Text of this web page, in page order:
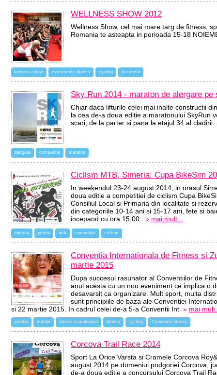
WELLNESS SHOW 2012
Wellness Show, cel mai mare targ de fitness,
Romania te asteapta in perioada 15-18
welness show evenimente fitness cycling bucuresti
Sky Run 2014 - maraton de alergare pe
Chiar daca lifturile celei mai inalte constructii
la cea de-a doua editie a maratonului SkyRun
scari, de la parter si pana la etajul 34 al
alergare competitie maraton
Ciclism MTB, Simeria: Cupa BikeSim
In weekendul 23-24 august 2014, in orasul
doua editie a competitiei de ciclism Cupa
Consiliul Local si Primaria din localitate si
din categoriile 10-14 ani si 15-17 ani, fete si
incepand cu ora 15:00. » mai mult...
simeria premii mtb competitie ciclism
Conventia Internationala de Fitness si
martie 2015
Dupa succesul rasunator al Conventiilor de
anul acesta cu un nou eveniment ce implica o
desavarsit ca organizare. Mult sport, multa
sunt principiile de baza ale Conventiei
si 22 martie 2015. In cadrul celei de-a 5-a Conventii Int » mai
zumba nutritie fitness scandinavia fitness cycling Conventie fitness
Corcova Trail Race 2014
Sport La Orice Varsta si Cramele Corcova
august 2014 pe domeniul podgoriei Corcova,
de-a doua editie a concursului Corcova Trail